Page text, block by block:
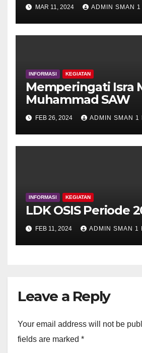
MAR 11, 2024 ADMIN SMAN 1
INFORMASI KEGIATAN
Memperingati Isra
Muhammad SAW
FEB 26, 2024 ADMIN SMAN 1
INFORMASI KEGIATAN
LDK OSIS Periode
FEB 11, 2024 ADMIN SMAN 1
Leave a Reply
Your email address will not be
fields are marked *